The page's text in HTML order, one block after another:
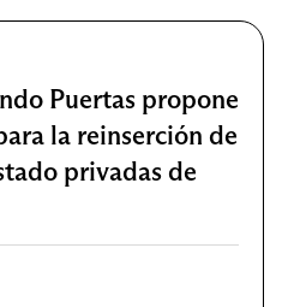
Puertas propone
la reinserción de
privadas de